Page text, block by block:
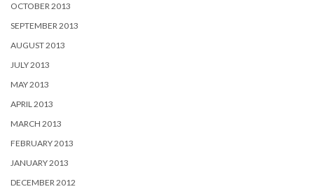
OCTOBER 2013
SEPTEMBER 2013
AUGUST 2013
JULY 2013
MAY 2013
APRIL 2013
MARCH 2013
FEBRUARY 2013
JANUARY 2013
DECEMBER 2012